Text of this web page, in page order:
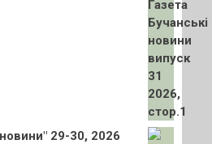
29-30, 2026